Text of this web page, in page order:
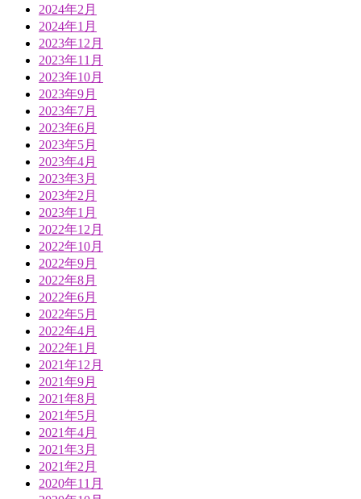
2024年2月
2024年1月
2023年12月
2023年11月
2023年10月
2023年9月
2023年7月
2023年6月
2023年5月
2023年4月
2023年3月
2023年2月
2023年1月
2022年12月
2022年10月
2022年9月
2022年8月
2022年6月
2022年5月
2022年4月
2022年1月
2021年12月
2021年9月
2021年8月
2021年5月
2021年4月
2021年3月
2021年2月
2020年11月